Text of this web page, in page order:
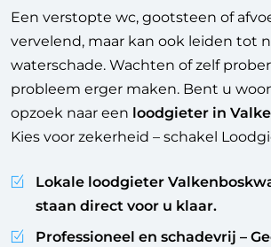
Een verstopte wc, gootsteen of
vervelend, maar kan ook leiden tot
waterschade. Wachten of zelf
probleem erger maken. Bent u
opzoek naar een loodgieter in
Kies voor zekerheid – schakel
Lokale loodgieter
staan direct voor u klaar.
Professioneel en schadevrij –